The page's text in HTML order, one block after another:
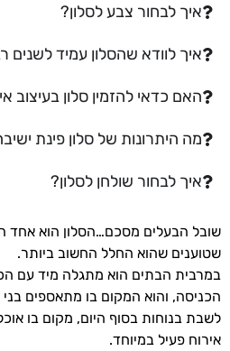
איך לבחור צבע לסלון?
איך לוודא שהסלון עמיד לשנים
האם כדאי להזמין סלון בעיצוב
מה היתרונות של סלון פינת
איך לבחור שולחן לסלון?
שובל הבעלים מסכם…הסלון הוא אחד
שטוענים שהוא החלל החשוב ביותר.
במרבית הבתים הוא מתגלה מיד עם
הכניסה, והוא המקום בו מתאספים
לשבת בנוחות בסוף היום, מקום בו
אירוח פעיל במיוחד.